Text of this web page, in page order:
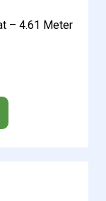
– 4.61 Meter